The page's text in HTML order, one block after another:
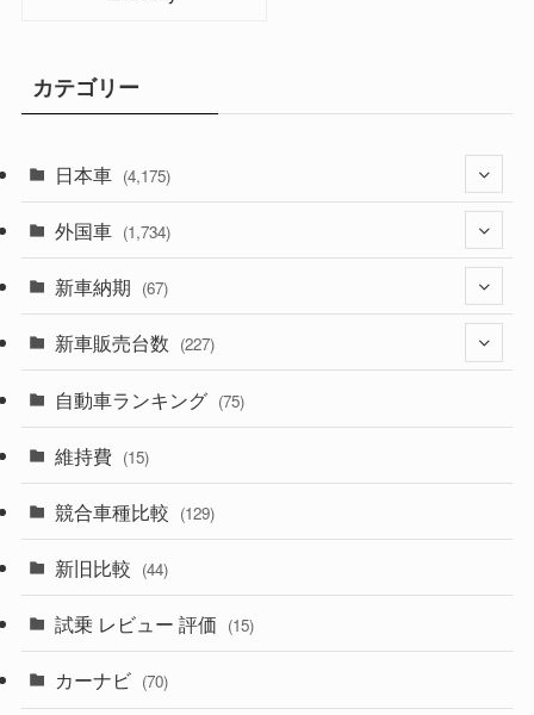
カテゴリー
日本車 (4,175)
(1,321)
(330)
(526)
(357)
(328)
(194)
(230)
(253)
外国車 (1,734)
(242)
(85)
(84)
(14)
(222)
(50)
(58)
新車納期 (67)
(28)
(8)
(3)
(3)
(5)
(1)
新車販売台数 (227)
(21)
(5)
(7)
(5)
自動車ランキング (75)
維持費 (15)
競合車種比較 (129)
新旧比較 (44)
試乗 レビュー 評価 (15)
カーナビ (70)